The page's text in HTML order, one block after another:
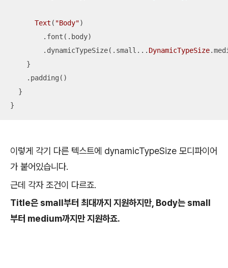
Text ( "Body")
        .font(.body)
        .dynamicTypeSize(.small
... DynamicTypeSize
    }
    .padding()
  }
}
이렇게 각기 다른 텍스트에 dynamicTypeSize 모디파이어
가 붙어있습니다.
근데 각자 조건이 다르죠.
Title은 small부터 최대까지 지원하지만, Body는 small
부터 medium까지만 지원하죠.